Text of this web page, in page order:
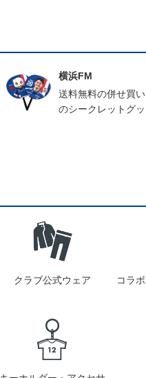
横浜FM
送料無料の併せ買
のシークレットグッ
クラブ公式ウェア
コラ